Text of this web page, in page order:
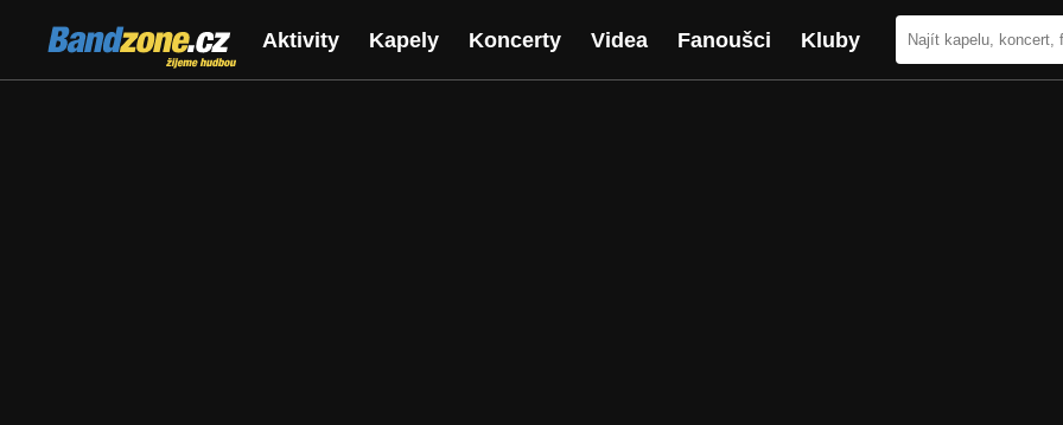
Bandzone.cz
žijeme hudbou
Aktivity Kapely Koncerty Videa Fanoušci Kluby